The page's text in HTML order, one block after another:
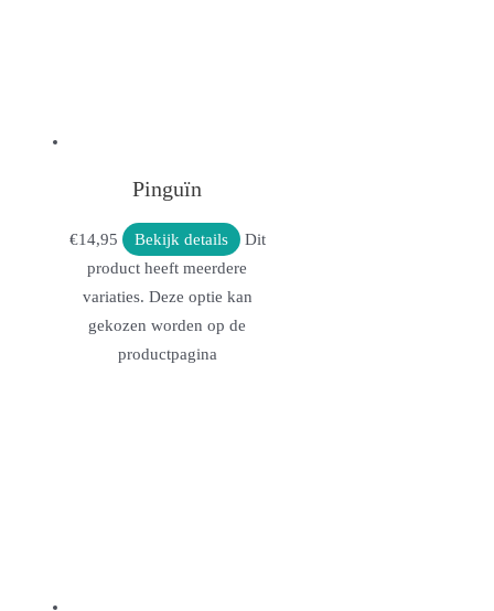
Pinguïn
€14,95 Bekijk details
Dit
product heeft meerdere
variaties. Deze optie kan
gekozen worden op de
productpagina